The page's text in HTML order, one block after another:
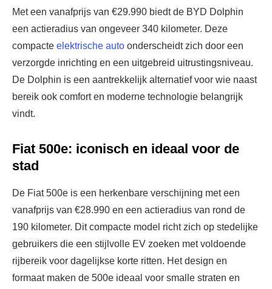
Met een vanafprijs van €29.990 biedt de BYD Dolphin
een actieradius van ongeveer 340 kilometer. Deze
compacte elektrische auto onderscheidt zich door een
verzorgde inrichting en een uitgebreid uitrustingsniveau.
De Dolphin is een aantrekkelijk alternatief voor wie naast
bereik ook comfort en moderne technologie belangrijk
vindt.
Fiat 500e: iconisch en ideaal voor de
stad
De Fiat 500e is een herkenbare verschijning met een
vanafprijs van €28.990 en een actieradius van rond de
190 kilometer. Dit compacte model richt zich op stedelijke
gebruikers die een stijlvolle EV zoeken met voldoende
rijbereik voor dagelijkse korte ritten. Het design en
formaat maken de 500e ideaal voor smalle straten en